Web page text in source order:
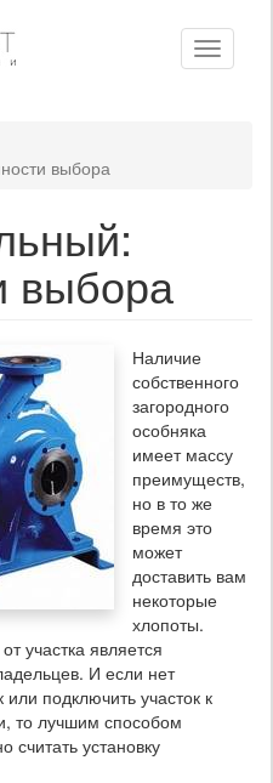
Toggle
выбора
выбора
Наличие
собственного
загородного
особняка
имеет массу
преимуществ,
но в то же
время это
может
доставить вам
некоторые
хлопоты.
участка является
И если нет
или подключить участок к
то лучшим способом
установку